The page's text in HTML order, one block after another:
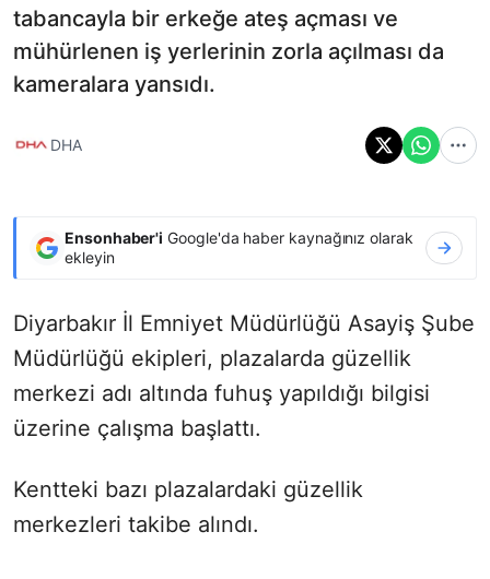
tabancayla bir erkeğe ateş açması ve
mühürlenen iş yerlerinin zorla açılması da
kameralara yansıdı.
DHA
Ensonhaber'i Google'da haber kaynağınız olarak
ekleyin
Diyarbakır İl Emniyet Müdürlüğü Asayiş Şube
Müdürlüğü ekipleri, plazalarda güzellik
merkezi adı altında fuhuş yapıldığı bilgisi
üzerine çalışma başlattı.
Kentteki bazı plazalardaki güzellik
merkezleri takibe alındı.